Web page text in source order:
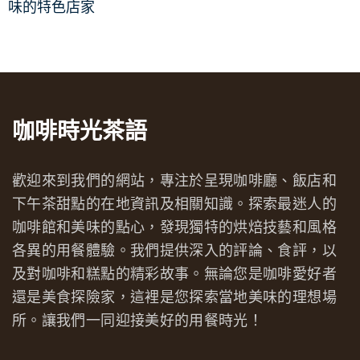
味的特色店家
咖啡時光茶語
歡迎來到我們的網站，專注於呈現咖啡廳、飯店和
下午茶甜點的在地資訊及相關知識。探索最迷人的
咖啡館和美味的點心，發現獨特的烘焙技藝和風格
各異的用餐體驗。我們提供深入的評論、食評，以
及對咖啡和糕點的精彩故事。無論您是咖啡愛好者
還是美食探險家，這裡是您探索當地美味的理想場
所。讓我們一同迎接美好的用餐時光！